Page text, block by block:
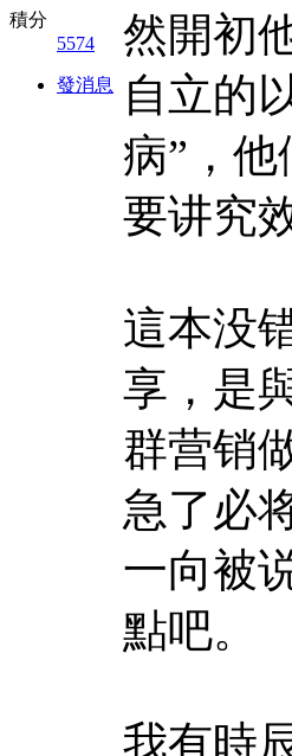
積分
5574
發消息
然開初
自立的
病”，他
要讲究
這本没
享，是
群营销
急了必
一向被
點吧。
我有時